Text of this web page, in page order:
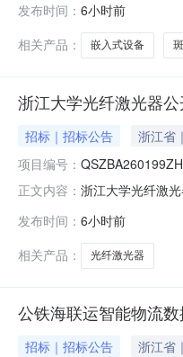
称：*际医学*实
发布时间： 6小时前
相关产品：
嵌入式设备
浙江大学光纤激光器
招标｜招标公告 浙江省
项目编号：
正文内容： 浙江大学光纤激
万元（人民币）
发布时间： 6小时前
相关产品：
光纤激光器
公铁海联运智能物流
招标｜招标公告 浙江省